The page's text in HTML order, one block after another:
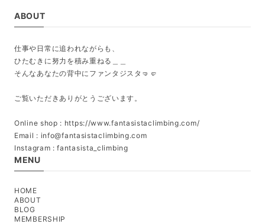
ABOUT
仕事や日常に追われながらも、
ひたむきに努力を積み重ねる＿＿
そんなあなたの背中にファンタジスタ🤜🤛
ご覧いただきありがとうございます。
Online shop : https://www.fantasistaclimbing.com/
Email : info@fantasistaclimbing.com
Instagram : fantasista_climbing
MENU
HOME
ABOUT
BLOG
MEMBERSHIP